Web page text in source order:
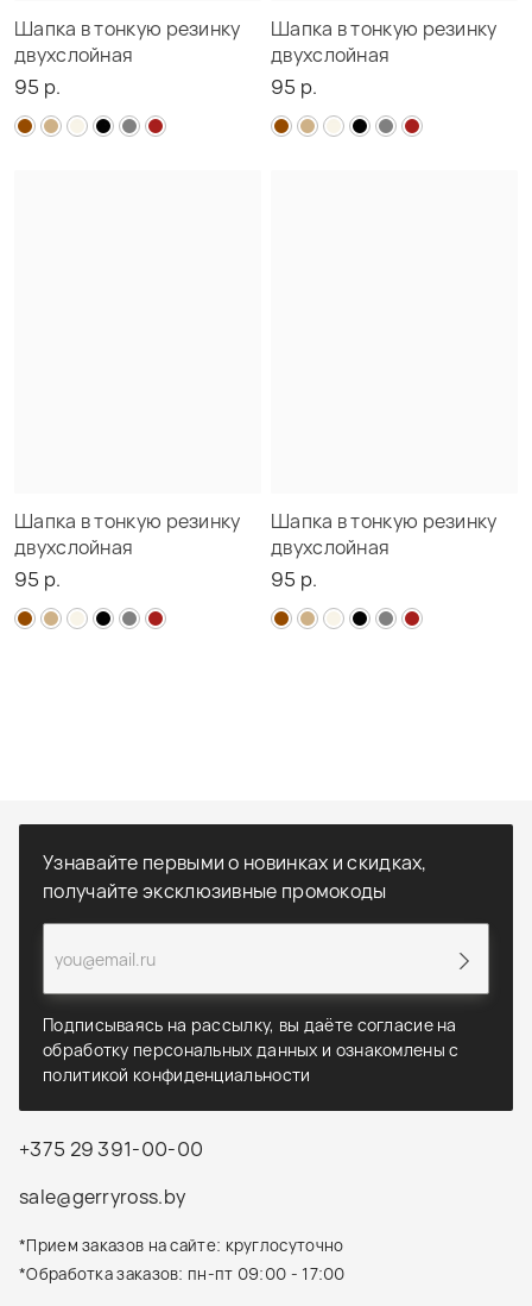
Шапка в тонкую резинку
двухслойная
95 р.
Шапка в тонкую резинку
двухслойная
95 р.
Шапка в тонкую резинку
двухслойная
95 р.
Шапка в тонкую резинку
двухслойная
95 р.
+375 29 391-00-00
sale@gerryross.by
*Прием заказов на сайте: круглосуточно
*Обработка заказов: пн-пт 09:00 - 17:00
Узнавайте первыми о новинках и скидках,
получайте эксклюзивные промокоды
Подписываясь на рассылку, вы даёте согласие на
обработку персональных данных и ознакомлены с
политикой конфиденциальности